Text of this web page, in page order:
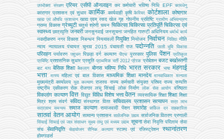
उपभोक्‍ता संरक्षण एरियर एसीपी ऑनलाइन कर कर्मचारी भविष्य निधि EPF कामधेनु
कारागार प्रशासन एवं सुधार कार्मिक कार्यवाही कृषि कैरियर कोर्टशाला कोषागार
खाद्य एवं औषधि प्रशासन खाद्य एवम् रसद खेल गृह गोपनीय प्रविष्टि ग्रामीण अभियन्‍त्रण
ग्राम्य विकास ग्रेच्युटी चतुर्थ श्रेणी चयन चिकित्सा चिकित्सा प्रतिपूर्ति चिकित्‍सा एवं
स्वास्थ्य छात्रवृत्ति जनवरी जनसुनवाई जनसूचना जनहित गारण्टी अधिनियम धर्मार्थ कार्य
नकदीकरण नगर विकास निबन्‍धन नियमावली नियुक्ति नियोजन निर्वाचन निविदा नीति
न्याय न्यायालय पंचायत चुनाव 2015 पंचायती राज पदोन्नति परती भूमि विकास
परिवहन पर्यावरण पशुधन पिछड़ा वर्ग कल्‍याण पीएफ पुरस्कार पुलिस पेंशन
प्रतिकूल
प्रविष्टि प्रशासनिक सुधार प्रसूति प्राथमिक भर्ती 2012 प्रेरक प्रोबेशन बजट बर्खास्तगी
बाट माप बेसिक शिक्षा बैकलाग बोनस भविष्य निधि भारत सरकार भाषा मंहगाई
भत्ता
मत्‍स्‍य महिला एवं बाल विकास माध्यमिक शिक्षा मानदेय मानवाधिकार मान्यता
मुख्‍यमंत्री कार्यालय युवा कल्याण राजस्व राज्य कर्मचारी संयुक्त परिषद राज्य सम्पत्ति
राष्ट्रीय एकीकरण रोक रोजगार लघु सिंचाई लोक निर्माण लोक सेवा आयोग वरिष्ठता
विकलांग कल्याण वित्त विद्युत विविध विशेष भत्ता वेतन व्‍यवसायिक शिक्षा शिक्षा शिक्षा
मित्र श्रम संवर्ग संविदा संस्‍थागत वित्‍त सचिवालय प्रशासन सत्यापन सत्र लाभ
सत्रलाभ
समन्वय समाज कल्याण समाजवादी पेंशन समारोह सर्किल दर सहकारिता
सातवां वेतन आयोग सामान्य प्रशासन सार्वजनिक उद्यम सार्वजनिक वितरण प्रणाली
सिंचाई सिंचाई एवं जल संसाधन सूक्ष्म लघु एवं मध्यम उद्यम सूचना सेवा निवृत्ति परिलाभ सेवा
संघ
सेवानिवृत्ति सेवायोजन सैनिक कल्‍याण स्टाम्प एवं रजिस्ट्रेशन स्थानांतरण
होमगाडर्स